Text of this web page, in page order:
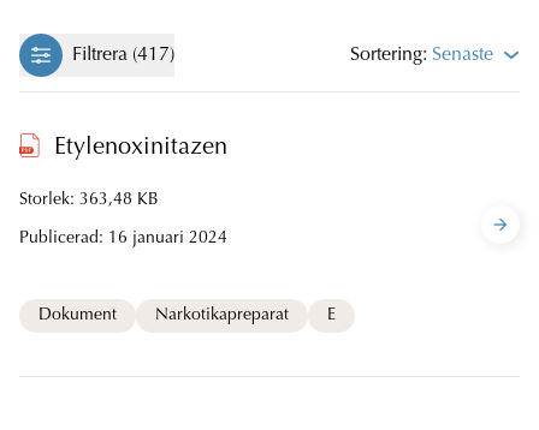
Filtrera (417) Sortering: Senaste
Etylenoxinitazen
Storlek: 363,48 KB
Publicerad: 16 januari 2024
Dokument Narkotikapreparat E